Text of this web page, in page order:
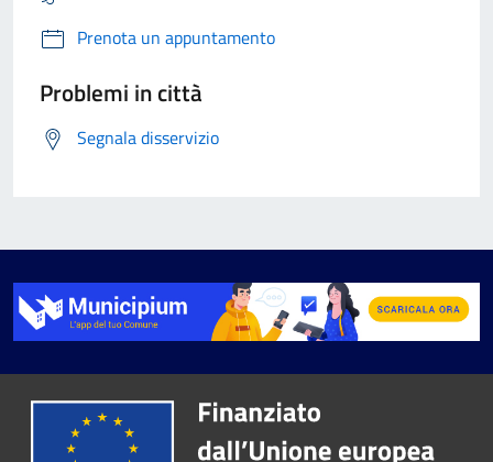
Prenota un appuntamento
Problemi in città
Segnala disservizio